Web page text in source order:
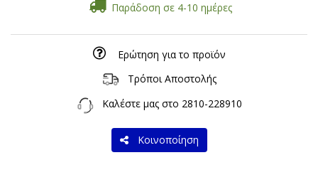
Παράδοση σε 4-10 ημέρες
Ερώτηση για το προϊόν
Τρόποι Αποστολής
Καλέστε μας στο 2810-228910
Κοινοποίηση